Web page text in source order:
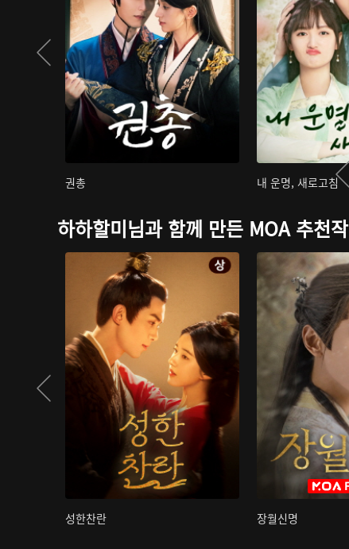
권총 내 운명, 새로고침
하하할미님과 함께 만든 MOA 추천작
성한찬란 장월신명